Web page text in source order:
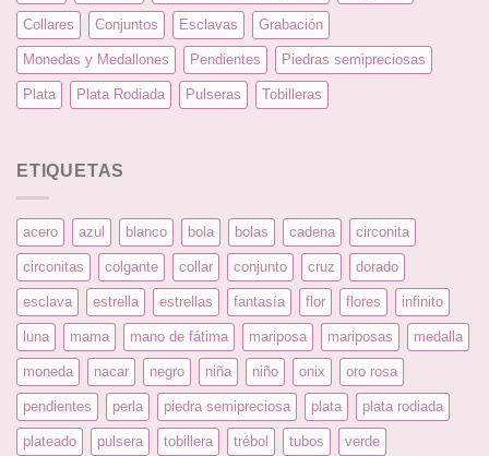
Collares Conjuntos Esclavas Grabación
Monedas y Medallones Pendientes Piedras semipreciosas
Plata Plata Rodiada Pulseras Tobilleras
ETIQUETAS
acero azul blanco bola bolas cadena circonita
circonitas colgante collar conjunto cruz dorado
esclava estrella estrellas fantasía flor flores infinito
luna mama mano de fátima mariposa mariposas medalla
moneda nacar negro niña niño onix oro rosa
pendientes perla piedra semipreciosa plata plata rodiada
plateado pulsera tobillera trébol tubos verde